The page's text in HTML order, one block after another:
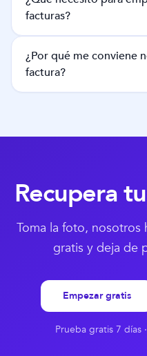
facturas?
¿Por qué me conviene
factura?
Recupera
Toma la foto, nosotros
gratis y deja de
Empezar gratis
Prueba gratis 7 días